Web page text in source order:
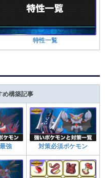
特性一覧
め構築記事
強 対策必須ポケモン